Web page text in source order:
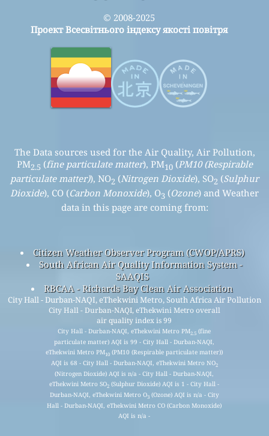
© 2008-2025
Проект Всесвітнього індексу якості повітря
The Data sources used for the Air Quality, Air Pollution,
PM2.5 (fine particulate matter), PM10(PM10 (Respirable
particulate matter)), NO2 (Nitrogen Dioxide), SO2 (Sulphur
Dioxide), CO (Carbon Monoxide), O3 (Ozone) and Weather
data in this page are coming from:
Citizen Weather Observer Program (CWOP/APRS)
South African Air Quality Information System -
SAAQIS
RBCAA - Richards Bay Clean Air Association
City Hall - Durban-NAQI, eThekwini Metro, South Africa Air Pollution
City Hall - Durban-NAQI, eThekwini Metro overall
air quality index is 99
City Hall - Durban-NAQI, eThekwini Metro PM2.5 (fine
particulate matter) AQI is 99 - City Hall - Durban-NAQI,
eThekwini Metro PM10 (PM10 (Respirable particulate matter))
AQI is 68 - City Hall - Durban-NAQI, eThekwini Metro NO2
(Nitrogen Dioxide) AQI is n/a - City Hall - Durban-NAQI,
eThekwini Metro SO2 (Sulphur Dioxide) AQI is 1 - City Hall -
Durban-NAQI, eThekwini Metro O3(Ozone) AQI is n/a - City
Hall - Durban-NAQI, eThekwini Metro CO (Carbon Monoxide)
AQI is n/a -